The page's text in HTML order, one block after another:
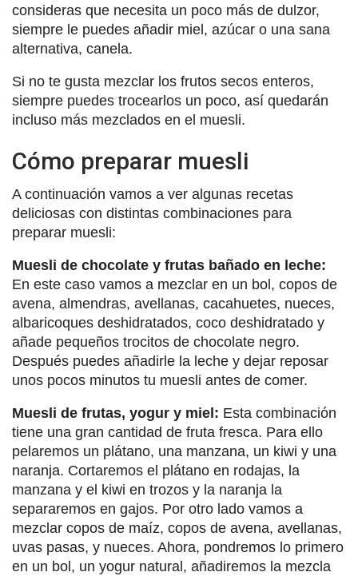
consideras que necesita un poco más de dulzor,
siempre le puedes añadir miel, azúcar o una sana
alternativa, canela.
Si no te gusta mezclar los frutos secos enteros,
siempre puedes trocearlos un poco, así quedarán
incluso más mezclados en el muesli.
Cómo preparar muesli
A continuación vamos a ver algunas recetas
deliciosas con distintas combinaciones para
preparar muesli:
Muesli de chocolate y frutas bañado en leche:
En este caso vamos a mezclar en un bol, copos de
avena, almendras, avellanas, cacahuetes, nueces,
albaricoques deshidratados, coco deshidratado y
añade pequeños trocitos de chocolate negro.
Después puedes añadirle la leche y dejar reposar
unos pocos minutos tu muesli antes de comer.
Muesli de frutas, yogur y miel: Esta combinación
tiene una gran cantidad de fruta fresca. Para ello
pelaremos un plátano, una manzana, un kiwi y una
naranja. Cortaremos el plátano en rodajas, la
manzana y el kiwi en trozos y la naranja la
separaremos en gajos. Por otro lado vamos a
mezclar copos de maíz, copos de avena, avellanas,
uvas pasas, y nueces. Ahora, pondremos lo primero
en un bol, un yogur natural, añadiremos la mezcla